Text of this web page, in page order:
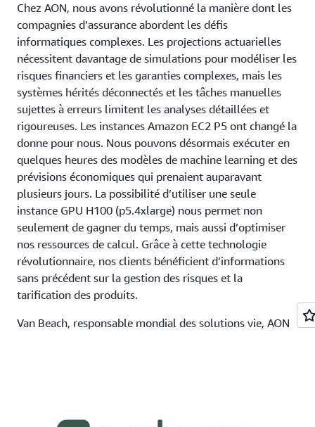
Chez AON, nous avons révolutionné la manière dont les
compagnies d’assurance abordent les défis
informatiques complexes. Les projections actuarielles
nécessitent davantage de simulations pour modéliser les
risques financiers et les garanties complexes, mais les
systèmes hérités déconnectés et les tâches manuelles
sujettes à erreurs limitent les analyses détaillées et
rigoureuses. Les instances Amazon EC2 P5 ont changé la
donne pour nous. Nous pouvons désormais exécuter en
quelques heures des modèles de machine learning et des
prévisions économiques qui prenaient auparavant
plusieurs jours. La possibilité d’utiliser une seule
instance GPU H100 (p5.4xlarge) nous permet non
seulement de gagner du temps, mais aussi d’optimiser
nos ressources de calcul. Grâce à cette technologie
révolutionnaire, nos clients bénéficient d’informations
sans précédent sur la gestion des risques et la
tarification des produits.
Van Beach, responsable mondial des solutions vie, AON